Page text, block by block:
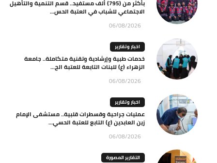
بأكثر من (795) ألف مستفيد.. قسم التنمية والتأهيل
الاجتماعي للشباب في العتبة الحس...
06/08/2026
اخبار وتقارير
خدمات طبية وإرشادية وتقنية متكاملة.. جامعة
الزهراء (ع) للبنات التابعة للعتبة الح...
06/08/2026
اخبار وتقارير
عمليات جراحية وقسطرات قلبية.. مستشفى الإمام
زين العابدين (ع) التابع للعتبة الحسي...
06/08/2026
التقارير المصورة